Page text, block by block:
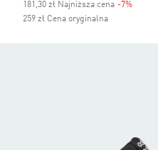
181,30 zł Najniższa cena -7%
259 zł Cena oryginalna